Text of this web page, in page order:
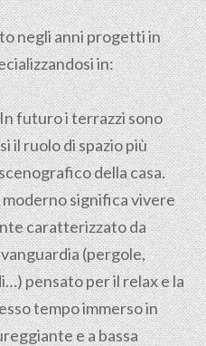
negli anni progetti in
in:
futuro i terrazzi sono
il ruolo di spazio più
della casa.
significa vivere
caratterizzato da
(pergole,
pensato per il relax e la
tempo immerso in
e a bassa